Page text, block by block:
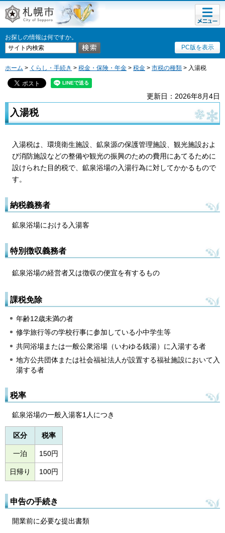
札幌市
お探しの情報は何ですか。
PC版を表示
メニュ
ー
ホーム > くらし・手続き > 税金・保険・年金 > 税金 > 市税の種類 > 入湯税
更新日：2026年8月4日
入湯税
入湯税は、環境衛生施設、鉱泉源の保護管理施設、観光施設およ
び消防施設などの整備や観光の振興のための費用にあてるために
設けられた目的税で、鉱泉浴場の入湯行為に対してかかるもので
す。
納税義務者
鉱泉浴場における入湯客
特別徴収義務者
鉱泉浴場の経営者又は徴収の便宜を有するもの
課税免除
年齢12歳未満の者
修学旅行等の学校行事に参加している小中学生等
共同浴場または一般公衆浴場（いわゆる銭湯）に入湯する者
地方公共団体または社会福祉法人が設置する福祉施設において入
湯する者
税率
鉱泉浴場の一般入湯客1人につき
区分 税率
一泊 150円
日帰り 100円
申告の手続き
開業前に必要な提出書類